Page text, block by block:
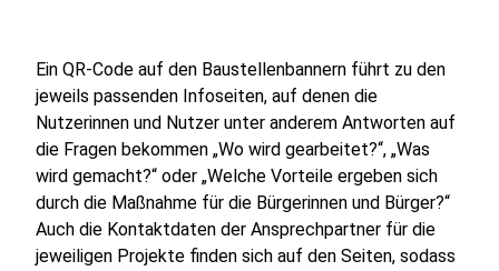
Ein QR-Code auf den Baustellenbannern führt zu den
jeweils passenden Infoseiten, auf denen die
Nutzerinnen und Nutzer unter anderem Antworten auf
die Fragen bekommen „Wo wird gearbeitet?“, „Was
wird gemacht?“ oder „Welche Vorteile ergeben sich
durch die Maßnahme für die Bürgerinnen und Bürger?“
Auch die Kontaktdaten der Ansprechpartner für die
jeweiligen Projekte finden sich auf den Seiten, sodass